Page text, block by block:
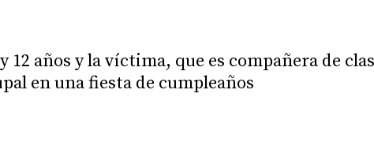
años y la víctima, que es compañera de
en una fiesta de cumpleaños